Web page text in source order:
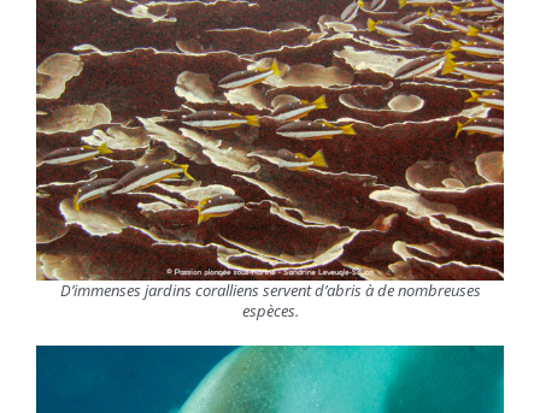
D’immenses jardins coralliens servent d’abris à de nombreuses
espèces.